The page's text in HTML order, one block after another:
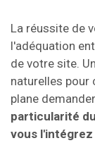
La réussite de
l'adéquation
de votre site.
naturelles pour
plane
particularité
vous